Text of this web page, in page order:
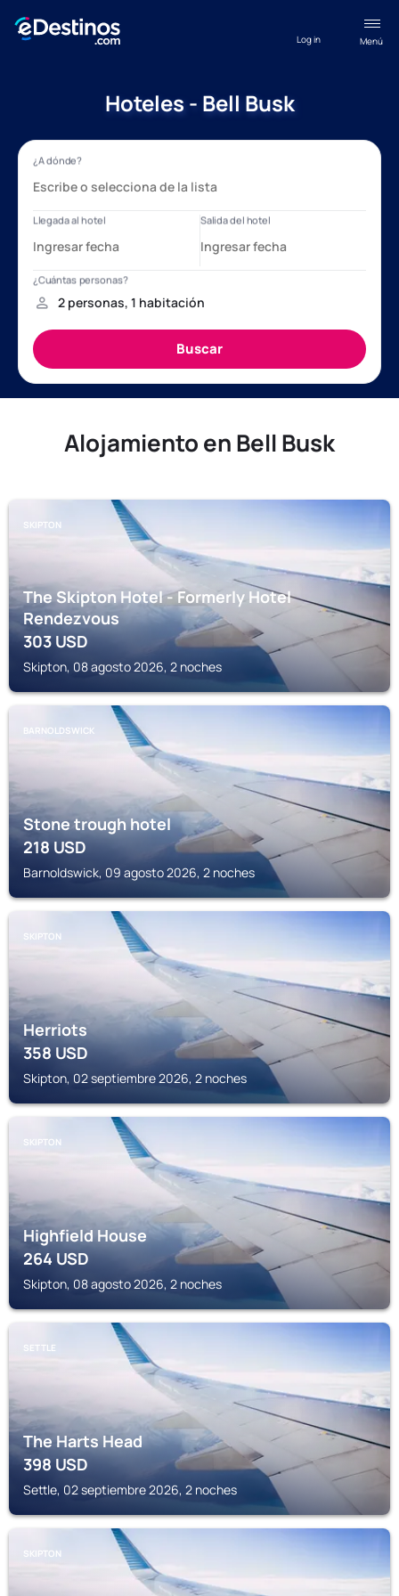
Menú
Log in
Hoteles - Bell Busk
Alojamiento en Bell Busk
SKIPTON
The Skipton Hotel - Formerly Hotel
Rendezvous
303USD
Skipton, 08 agosto 2026, 2 noches
BARNOLDSWICK
Stone trough hotel
218USD
Barnoldswick, 09 agosto 2026, 2 noches
SKIPTON
Herriots
358USD
Skipton, 02 septiembre 2026, 2 noches
SKIPTON
Highfield House
264USD
Skipton, 08 agosto 2026, 2 noches
SETTLE
The Harts Head
398USD
Settle, 02 septiembre 2026, 2 noches
SKIPTON